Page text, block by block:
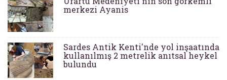
merkezi Ayanis
Sardes Antik Kenti'nde yol inşaatında
kullanılmış 2 metrelik anıtsal heykel
bulundu